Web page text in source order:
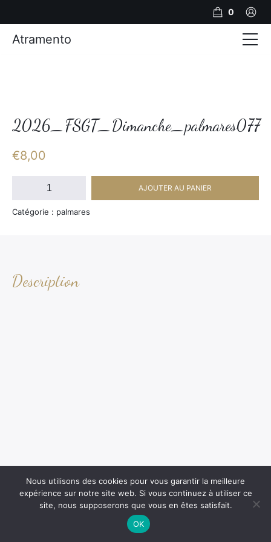
2026_FSGT_Dimanche_palmares077
€8,00
quantité
2026_FSGT_Dimanche_palmares077
AJOUTER AU PANIER
Catégorie : palmares
Description
0
Atramento
Photos
Nous utilisons des cookies pour vous garantir la meilleure
expérience sur notre site web. Si vous continuez à utiliser ce
site, nous supposerons que vous en êtes satisfait.
OK